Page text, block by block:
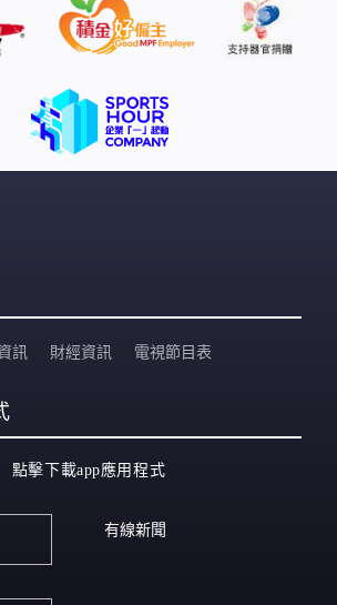
訊 財經資訊 電視節目表
點擊下載app應用程式
有線新聞